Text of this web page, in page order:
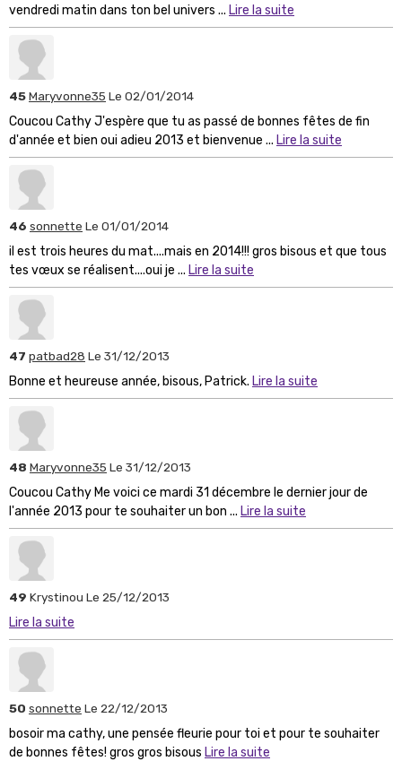
vendredi matin dans ton bel univers ... Lire la suite
45Maryvonne35 Le 02/01/2014
Coucou Cathy J'espère que tu as passé de bonnes fêtes de fin
d'année et bien oui adieu 2013 et bienvenue ... Lire la suite
46 sonnette Le 01/01/2014
il est trois heures du mat....mais en 2014!!! gros bisous et que tous
tes vœux se réalisent....oui je ... Lire la suite
47 patbad28 Le 31/12/2013
Bonne et heureuse année, bisous, Patrick. Lire la suite
48 Maryvonne35 Le 31/12/2013
Coucou Cathy Me voici ce mardi 31 décembre le dernier jour de
l'année 2013 pour te souhaiter un bon ... Lire la suite
49 Krystinou Le 25/12/2013
Lire la suite
50 sonnette Le 22/12/2013
bosoir ma cathy, une pensée fleurie pour toi et pour te souhaiter
de bonnes fêtes! gros gros bisous Lire la suite